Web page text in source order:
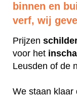
binnen en
verf, wij
Prijzen
voor het
Leusden of de
We staan klaar